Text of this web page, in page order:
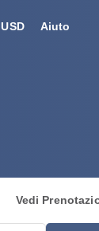
USD Aiuto
Vedi